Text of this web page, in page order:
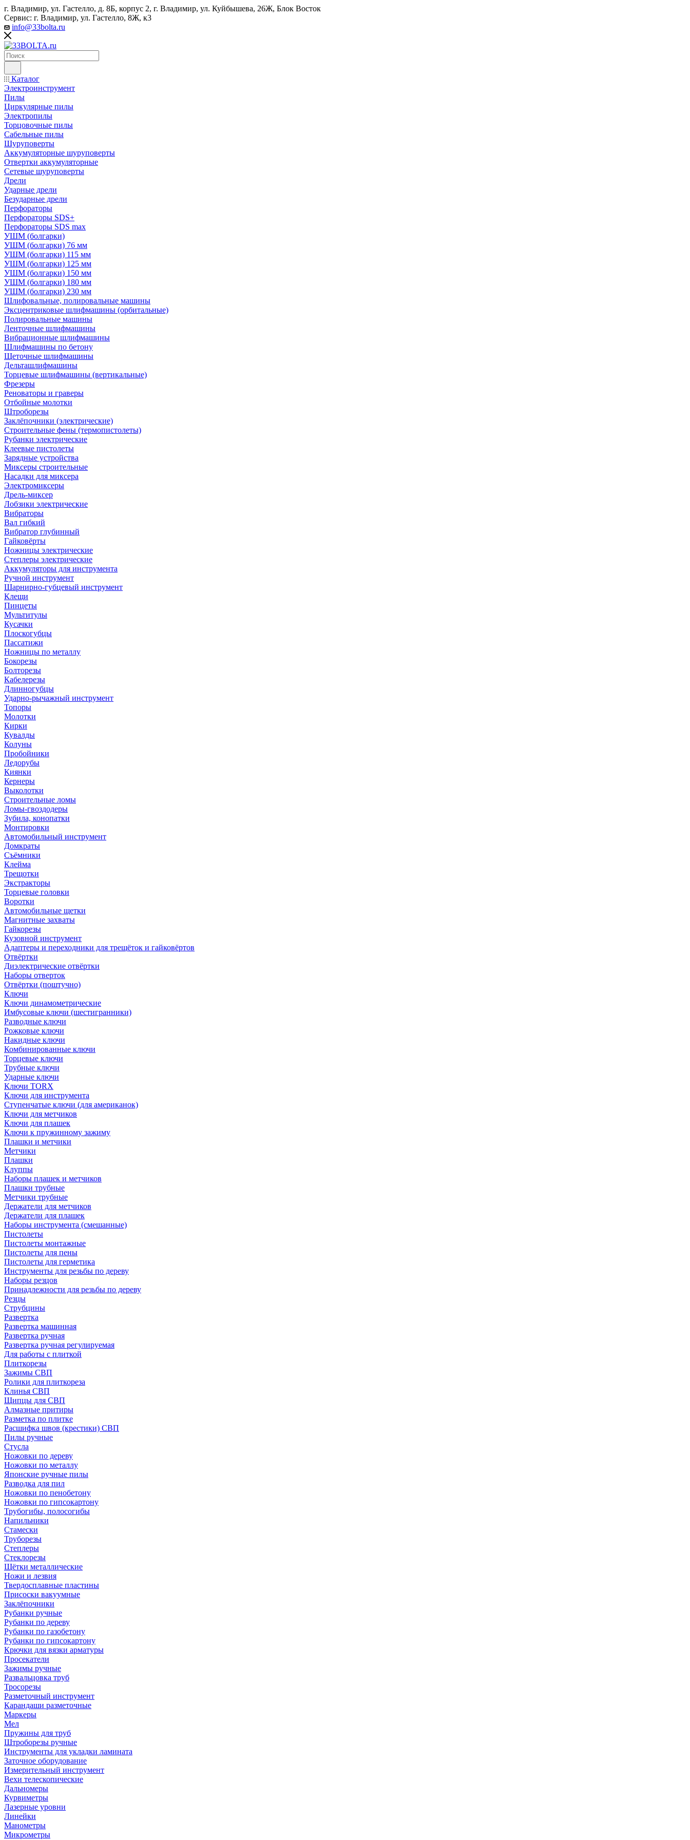
г. Владимир, ул. Гастелло, д. 8Б, корпус 2, г. Владимир, ул. ​Куйбышева, 26Ж, Блок Восток
Сервис: г. Владимир, ул. Гастелло, 8Ж, к3
info@33bolta.ru
Каталог
Электроинструмент
Пилы
Циркулярные пилы
Электропилы
Торцовочные пилы
Сабельные пилы
Шуруповерты
Аккумуляторные шуруповерты
Отвертки аккумуляторные
Сетевые шуруповерты
Дрели
Ударные дрели
Безударные дрели
Перфораторы
Перфораторы SDS+
Перфораторы SDS max
УШМ (болгарки)
УШМ (болгарки) 76 мм
УШМ (болгарки) 115 мм
УШМ (болгарки) 125 мм
УШМ (болгарки) 150 мм
УШМ (болгарки) 180 мм
УШМ (болгарки) 230 мм
Шлифовальные, полировальные машины
Эксцентриковые шлифмашины (орбитальные)
Полировальные машины
Ленточные шлифмашины
Вибрационные шлифмашины
Шлифмашины по бетону
Щеточные шлифмашины
Дельташлифмашины
Торцевые шлифмашины (вертикальные)
Фрезеры
Реноваторы и граверы
Отбойные молотки
Штроборезы
Заклёпочники (электрические)
Строительные фены (термопистолеты)
Рубанки электрические
Клеевые пистолеты
Зарядные устройства
Миксеры строительные
Насадки для миксера
Электромиксеры
Дрель-миксер
Лобзики электрические
Вибраторы
Вал гибкий
Вибратор глубинный
Гайковёрты
Ножницы электрические
Степлеры электрические
Аккумуляторы для инструмента
Ручной инструмент
Шарнирно-губцевый инструмент
Клещи
Пинцеты
Мультитулы
Кусачки
Плоскогубцы
Пассатижи
Ножницы по металлу
Бокорезы
Болторезы
Кабелерезы
Длинногубцы
Ударно-рычажный инструмент
Топоры
Молотки
Кирки
Кувалды
Колуны
Пробойники
Ледорубы
Киянки
Кернеры
Выколотки
Строительные ломы
Ломы-гвоздодеры
Зубила, конопатки
Монтировки
Автомобильный инструмент
Домкраты
Съёмники
Клейма
Трещотки
Экстракторы
Торцевые головки
Воротки
Автомобильные щетки
Магнитные захваты
Гайкорезы
Кузовной инструмент
Адаптеры и переходники для трещёток и гайковёртов
Отвёртки
Диэлектрические отвёртки
Наборы отверток
Отвёртки (поштучно)
Ключи
Ключи динамометрические
Имбусовые ключи (шестигранники)
Разводные ключи
Рожковые ключи
Накидные ключи
Комбинированные ключи
Торцевые ключи
Трубные ключи
Ударные ключи
Ключи TORX
Ключи для инструмента
Ступенчатые ключи (для американок)
Ключи для метчиков
Ключи для плашек
Ключи к пружинному зажиму
Плашки и метчики
Метчики
Плашки
Клуппы
Наборы плашек и метчиков
Плашки трубные
Метчики трубные
Держатели для метчиков
Держатели для плашек
Наборы инструмента (смешанные)
Пистолеты
Пистолеты монтажные
Пистолеты для пены
Пистолеты для герметика
Инструменты для резьбы по дереву
Наборы резцов
Принадлежности для резьбы по дереву
Резцы
Струбцины
Развертка
Развертка машинная
Развертка ручная
Развертка ручная регулируемая
Для работы с плиткой
Плиткорезы
Зажимы СВП
Ролики для плиткореза
Клинья СВП
Щипцы для СВП
Алмазные притиры
Разметка по плитке
Расшифка швов (крестики) СВП
Пилы ручные
Стусла
Ножовки по дереву
Ножовки по металлу
Японские ручные пилы
Разводка для пил
Ножовки по пенобетону
Ножовки по гипсокартону
Трубогибы, полосогибы
Напильники
Стамески
Труборезы
Степлеры
Стеклорезы
Щётки металлические
Ножи и лезвия
Твердосплавные пластины
Присоски вакуумные
Заклёпочники
Рубанки ручные
Рубанки по дереву
Рубанки по газобетону
Рубанки по гипсокартону
Крючки для вязки арматуры
Просекатели
Зажимы ручные
Развальцовка труб
Тросорезы
Разметочный инструмент
Карандаши разметочные
Маркеры
Мел
Пружины для труб
Штроборезы ручные
Инструменты для укладки ламината
Заточное оборудование
Измерительный инструмент
Вехи телескопические
Дальномеры
Курвиметры
Лазерные уровни
Линейки
Манометры
Микрометры